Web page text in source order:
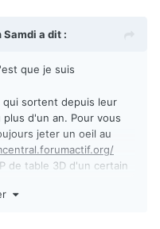
Samdi a dit :
que je suis
sortent depuis leur
d'un an. Pour vous
jeter un oeil au
de table 3D d'un certain
t199-gotham-les-docks